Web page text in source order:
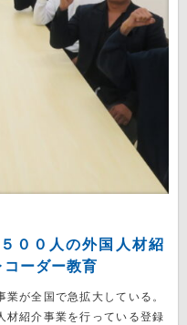
００人の外国人材紹
ーダー教育
が全国で急拡大している。
材紹介事業を行っている登録